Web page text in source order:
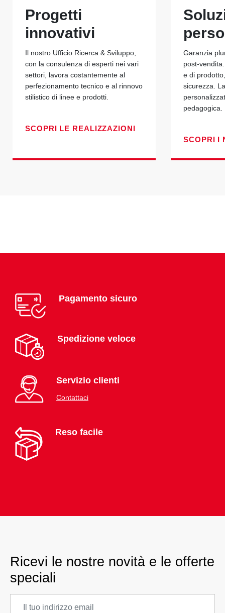
Progetti
innovativi
Il nostro Ufficio Ricerca & Sviluppo,
con la consulenza di esperti nei vari
settori, lavora costantemente al
perfezionamento tecnico e al rinnovo
stilistico di linee e prodotti.
SCOPRI LE REALIZZAZIONI
Garanzia
post-
e di
sicurezza.
pedagogica.
SCOPRI I
Pagamento sicuro
Spedizione veloce
Servizio clienti
Contattaci
Reso facile
Ricevi le nostre novità e le offerte
speciali